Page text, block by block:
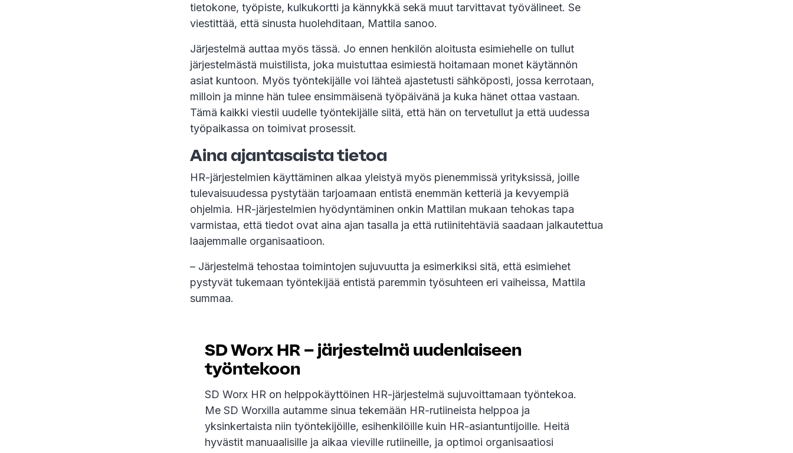
tietokone, työpiste, kulkukortti ja kännykkä sekä muut tarvittavat työvälineet. Se
viestittää, että sinusta huolehditaan, Mattila sanoo.
Järjestelmä auttaa myös tässä. Jo ennen henkilön aloitusta esimiehelle on tullut
järjestelmästä muistilista, joka muistuttaa esimiestä hoitamaan monet käytännön
asiat kuntoon. Myös työntekijälle voi lähteä ajastetusti sähköposti, jossa kerrotaan,
milloin ja minne hän tulee ensimmäisenä työpäivänä ja kuka hänet ottaa vastaan.
Tämä kaikki viestii uudelle työntekijälle siitä, että hän on tervetullut ja että uudessa
työpaikassa on toimivat prosessit.
Aina ajantasaista tietoa
HR-järjestelmien käyttäminen alkaa yleistyä myös pienemmissä yrityksissä, joille
tulevaisuudessa pystytään tarjoamaan entistä enemmän ketteriä ja kevyempiä
ohjelmia. HR-järjestelmien hyödyntäminen onkin Mattilan mukaan tehokas tapa
varmistaa, että tiedot ovat aina ajan tasalla ja että rutiinitehtäviä saadaan jalkautettua
laajemmalle organisaatioon.
– Järjestelmä tehostaa toimintojen sujuvuutta ja esimerkiksi sitä, että esimiehet
pystyvät tukemaan työntekijää entistä paremmin työsuhteen eri vaiheissa, Mattila
summaa.
SD Worx HR – järjestelmä uudenlaiseen
työntekoon
SD Worx HR on helppokäyttöinen HR-järjestelmä sujuvoittamaan työntekoa.
Me SD Worxilla autamme sinua tekemään HR-rutiineista helppoa ja
yksinkertaista niin työntekijöille, esihenkilöille kuin HR-asiantuntijoille. Heitä
hyvästit manuaalisille ja aikaa vieville rutiineille, ja optimoi organisaatiosi